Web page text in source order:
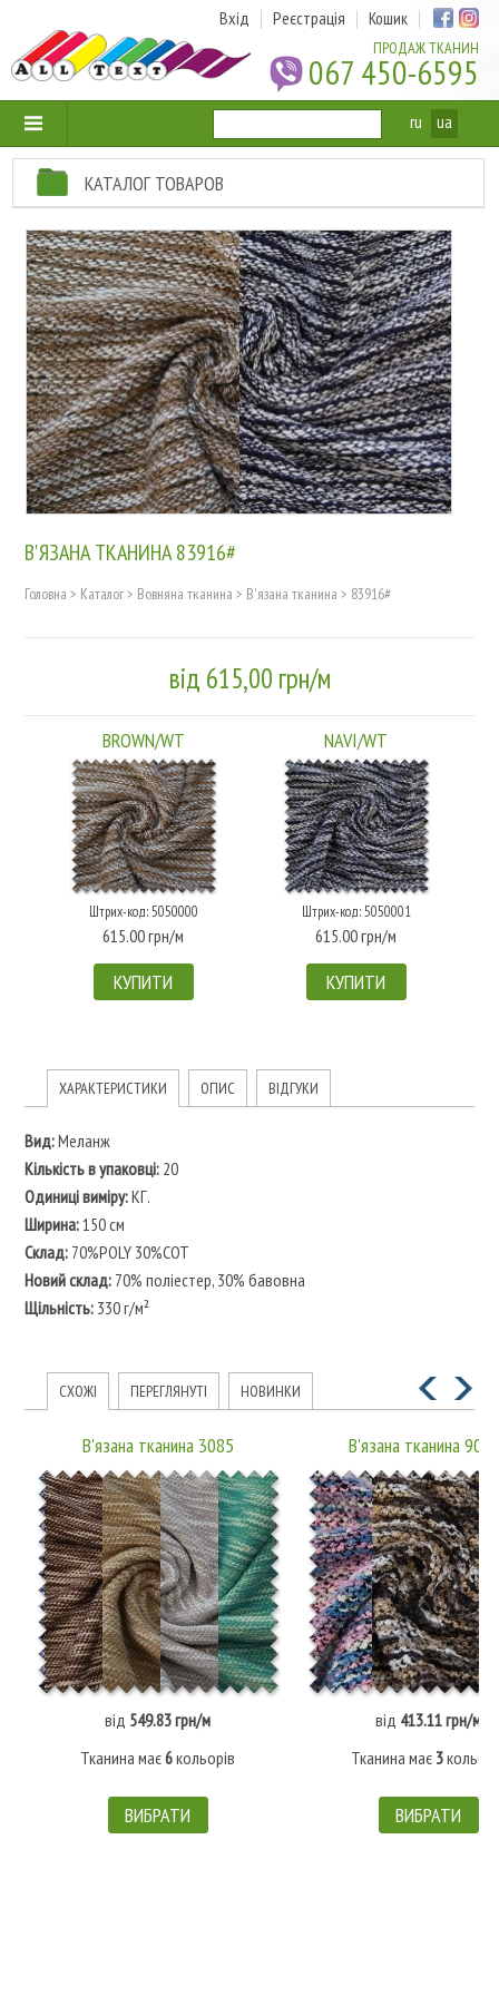
ПРОДАЖ ТКАНИН
067 450-6595
Вхід Реєстрація Кошик
ru ua
КАТАЛОГ ТОВАРОВ
В'ЯЗАНА ТКАНИНА 83916#
Головна > Каталог> Вовняна тканина > В'язана тканина > 83916#
від 615,00 грн/м
BROWN/WT
Штрих-код: 5050000
615.00 грн/м
КУПИТИ
NAVI/WT
Штрих-код: 5050001
615.00 грн/м
КУПИТИ
ХАРАКТЕРИСТИКИ ОПИС ВІДГУКИ
Вид:Меланж
Кількість в упаковці:20
Одиниці виміру:КГ.
Ширина:150 см
Склад:70%POLY 30%COT
Новий склад:70% поліестер, 30% бавовна
Щільність:330 г/м²
СХОЖІ ПЕРЕГЛЯНУТІ НОВИНКИ
В'язана тканина 3085
від 549.83 грн/м
Тканина має6кольорів
ВИБРАТИ
В'язана тканина
від 413.11 грн/м
Тканина має 3
ВИБРАТИ